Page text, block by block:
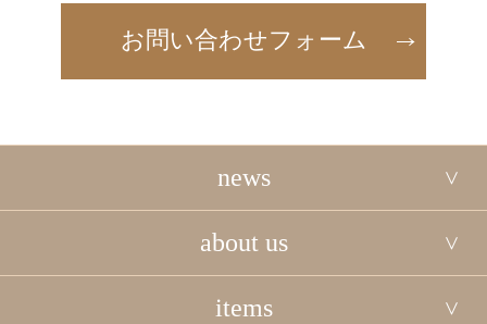
お問い合わせフォーム
news
about us
items